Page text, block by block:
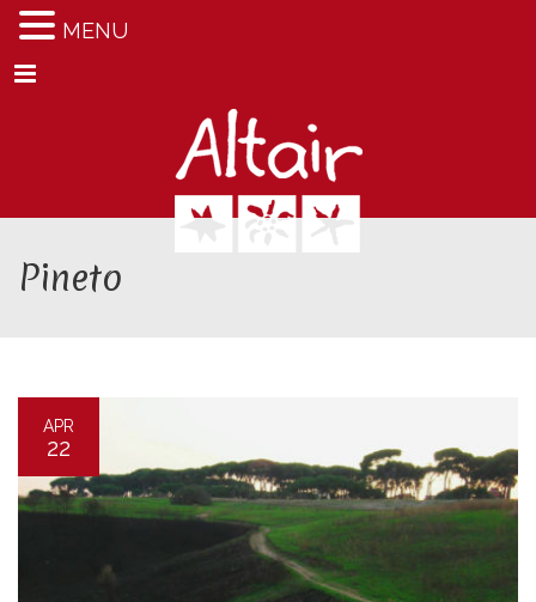
Menu
Pineto
APR
22
MENU